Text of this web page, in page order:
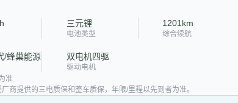
三元锂
电池类型
1201km
综合续航
/蜂巢能源 双电机四驱
驱动电机
准
商提供的三电质保和整车质保，年限/里程以先到者为准。